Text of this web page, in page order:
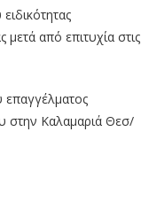
από επιτυχία στις
στην Καλαµαριά Θεσ/